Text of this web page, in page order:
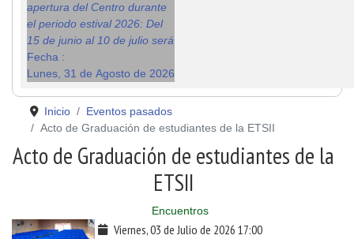
apertura del Centro durante
el periodo estival 2026: Del
15 de junio al 10 de julio será
Fecha :
Lunes, 31 de Agosto de 2026
Inicio
Eventos pasados
Acto de Graduación de estudiantes de la ETSII
Acto de Graduación de estudiantes de la
ETSII
Encuentros
Viernes, 03 de Julio de 2026 17:00